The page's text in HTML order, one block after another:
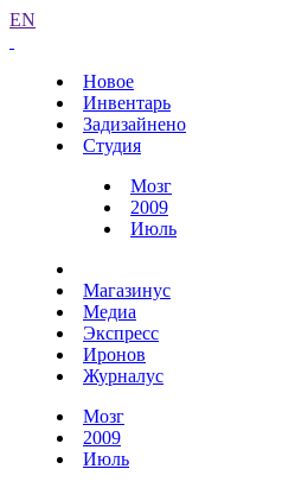
EN
Новое
Инвентарь
Задизайнено
Студия
Мозг
2009
Июль
Магазинус
Медиа
Экспресс
Иронов
Журналус
Мозг
2009
Июль